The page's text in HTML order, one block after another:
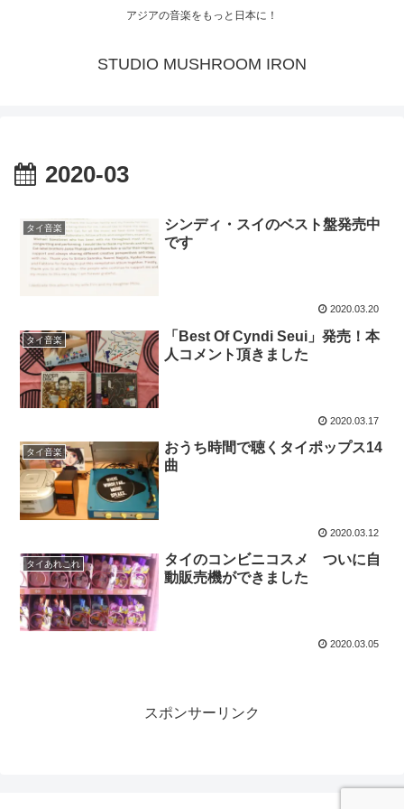
アジアの音楽をもっと日本に！
STUDIO MUSHROOM IRON
2020-03
タイ音楽
シンディ・スイのベスト盤発売中
です
2020.03.20
タイ音楽
「Best Of Cyndi Seui」発売！本
人コメント頂きました
2020.03.17
タイ音楽
おうち時間で聴くタイポップス14
曲
2020.03.12
タイあれこれ
タイのコンビニコスメ ついに自
動販売機ができました
2020.03.05
スポンサーリンク